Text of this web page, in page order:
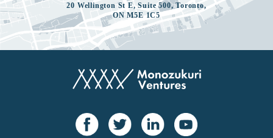
20 Wellington St E, Suite 500, Toronto,
ON M5E 1C5